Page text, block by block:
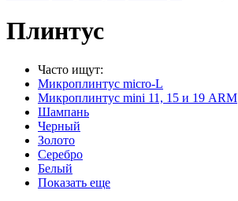
Плинтус
Часто ищут:
Микроплинтус micro-L
Микроплинтус mini 11, 15 и 19 ARM
Шампань
Черный
Золото
Серебро
Белый
Показать еще